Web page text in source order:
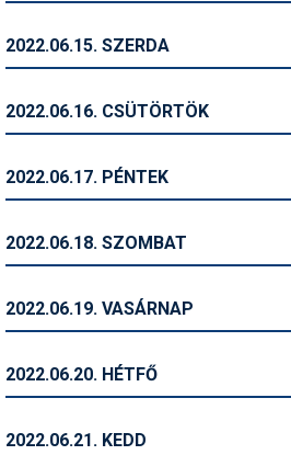
Símánia
Síszerviz
Snowboard
Szakértők
2022.06.15. SZERDA
2022.06.16. CSÜTÖRTÖK
2022.06.17. PÉNTEK
2022.06.18. SZOMBAT
2022.06.19. VASÁRNAP
2022.06.20. HÉTFŐ
2022.06.21. KEDD